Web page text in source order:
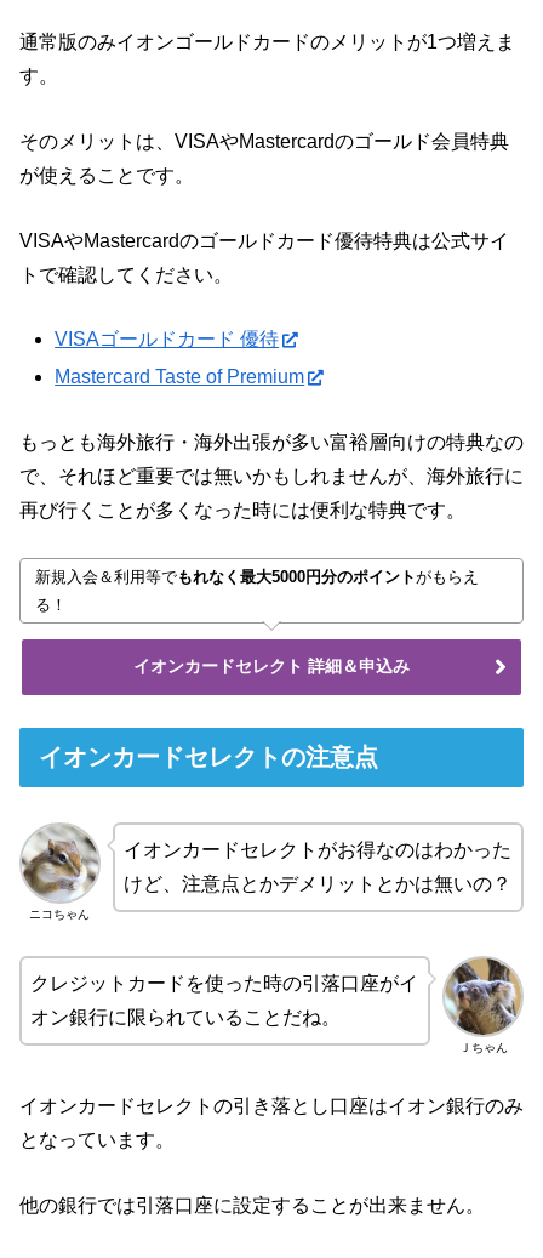
通常版のみイオンゴールドカードのメリットが1つ増えま
す。
そのメリットは、VISAやMastercardのゴールド会員特典
が使えることです。
VISAやMastercardのゴールドカード優待特典は公式サイ
トで確認してください。
VISAゴールドカード 優待
Mastercard Taste of Premium
もっとも海外旅行・海外出張が多い富裕層向けの特典なの
で、それほど重要では無いかもしれませんが、海外旅行に
再び行くことが多くなった時には便利な特典です。
新規入会＆利用等でもれなく最大5000円分のポイントがもらえ
る！
イオンカードセレクト 詳細＆申込み
イオンカードセレクトの注意点
ニコちゃん
イオンカードセレクトがお得なのはわかった
けど、注意点とかデメリットとかは無いの？
Ｊちゃん
クレジットカードを使った時の引落口座がイ
オン銀行に限られていることだね。
イオンカードセレクトの引き落とし口座はイオン銀行のみ
となっています。
他の銀行では引落口座に設定することが出来ません。